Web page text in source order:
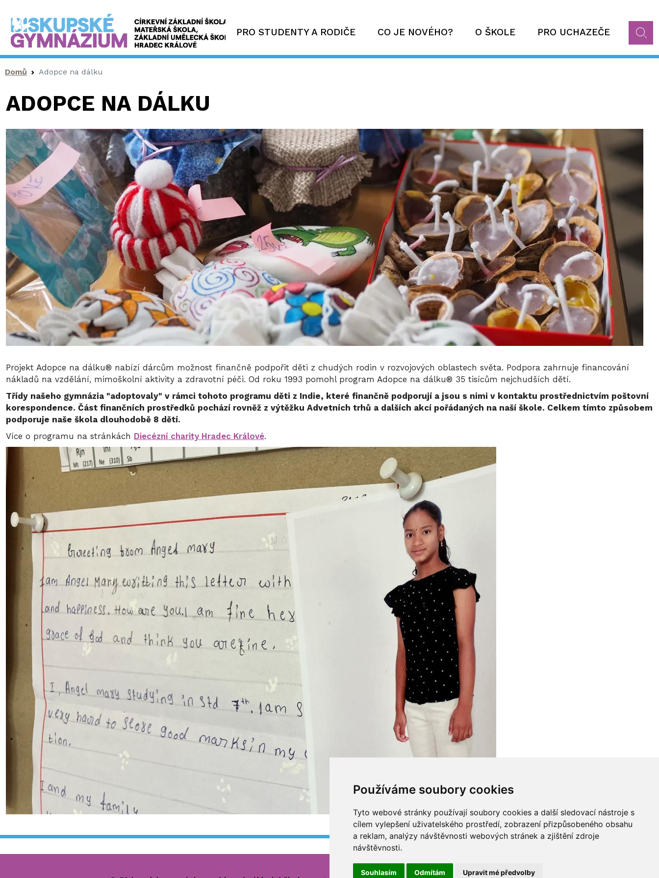
Používáme soubory cookies
Tyto webové stránky používají soubory cookies a další sledovací nástroje s
cílem vylepšení uživatelského prostředí, zobrazení přizpůsobeného obsahu
a reklam, analýzy návštěvnosti webových stránek a zjištění zdroje
návštěvnosti.
Souhlasím Odmítám Upravit mé předvolby
PRO STUDENTY A RODIČE CO JE NOVÉHO? O ŠKOLE PRO UCHAZEČE
Drobečková navigace
Domů Adopce na dálku
ADOPCE NA DÁLKU
Projekt Adopce na dálku® nabízí dárcům možnost finančně podpořit děti z chudých rodin v rozvojových oblastech světa. Podpora zahrnuje financování
nákladů na vzdělání, mimoškolní aktivity a zdravotní péči. Od roku 1993 pomohl program Adopce na dálku® 35 tisícům nejchudších dětí.
Třídy našeho gymnázia "adoptovaly" v rámci tohoto programu děti z Indie, které finančně podporují a jsou s nimi v kontaktu prostřednictvím poštovní
korespondence. Část finančních prostředků pochází rovněž z výtěžku Advetních trhů a dalších akcí pořádaných na naší škole. Celkem tímto způsobem
podporuje naše škola dlouhodobě 8 dětí.
Více o programu na stránkách Diecézní charity Hradec Králové.